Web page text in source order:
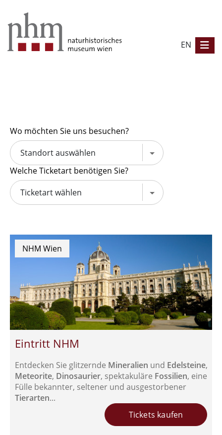
EN
Wo möchten Sie uns besuchen?
Standort auswählen
Welche Ticketart benötigen Sie?
Ticketart wählen
NHM Wien
Eintritt NHM
Entdecken Sie glitzernde Mineralien und Edelsteine,
Meteorite, Dinosaurier, spektakuläre Fossilien, eine
Fülle bekannter, seltener und ausgestorbener
Tierarten...
Tickets kaufen